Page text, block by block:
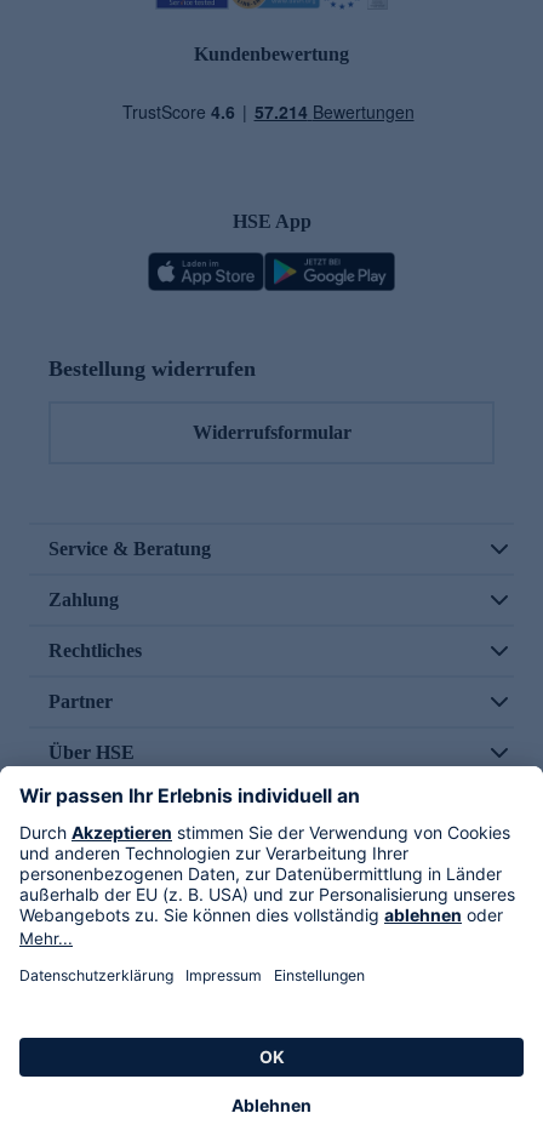
Kundenbewertung
HSE App
Bestellung widerrufen
Widerrufsformular
Service & Beratung
Zahlung
Rechtliches
Partner
Über HSE
Im TV
HSE International